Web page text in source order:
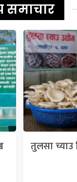
समाचार
तुलसा च्याउ